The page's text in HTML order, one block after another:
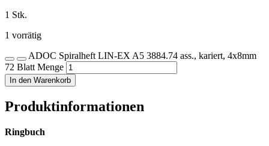
1 Stk.
1 vorrätig
ADOC Spiralheft LIN-EX A5 3884.74 ass., kariert, 4x8mm
72 Blatt Menge
In den Warenkorb
Produktinformationen
Ringbuch